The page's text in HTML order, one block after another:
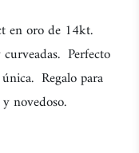
en oro de 14kt.
Perfecto
Regalo para
novedoso.